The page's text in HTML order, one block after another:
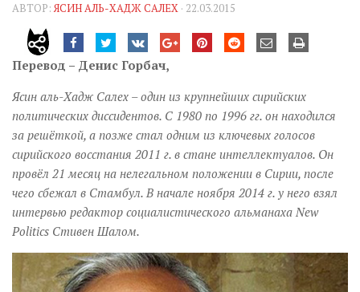
Дії
Belles lettres
Агітатор
Музика революції
Візуальне
Научпоп
Головне
Цитати
Inter/antinational
АВТОР:ЯСИН АЛЬ-ХАДЖ САЛЕХ · 22.03.2015
Перевод – Денис Горбач,
Ясин аль-Хадж Салех – один из крупнейших сирийских
политических диссидентов. С 1980 по 1996 гг. он находился
за решёткой, а позже стал одним из ключевых голосов
сирийского восстания 2011 г. в стане интеллектуалов. Он
провёл 21 месяц на нелегальном положении в Сирии, после
чего сбежал в Стамбул. В начале ноября 2014 г. у него взял
интервью редактор социалистического альманаха New
Politics Стивен Шалом.